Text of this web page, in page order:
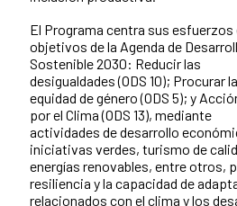
El Programa centra sus esfuerzos
objetivos de la Agenda de
Sostenible 2030: Reducir las
desigualdades (ODS 10); Procurar la
equidad de género (ODS 5); y
por el Clima (ODS 13), mediante
actividades de desarrollo
iniciativas verdes, turismo de
energías renovables, entre otros,
resiliencia y la capacidad de
relacionados con el clima y los